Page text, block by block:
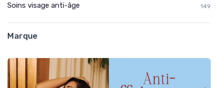
Soins visage anti-âge 149
Marque